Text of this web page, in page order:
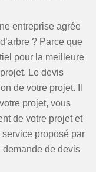
entreprise agrée
? Parce que
pour la meilleure
Le devis
de votre projet. Il
projet, vous
de votre projet et
proposé par
demande de devis